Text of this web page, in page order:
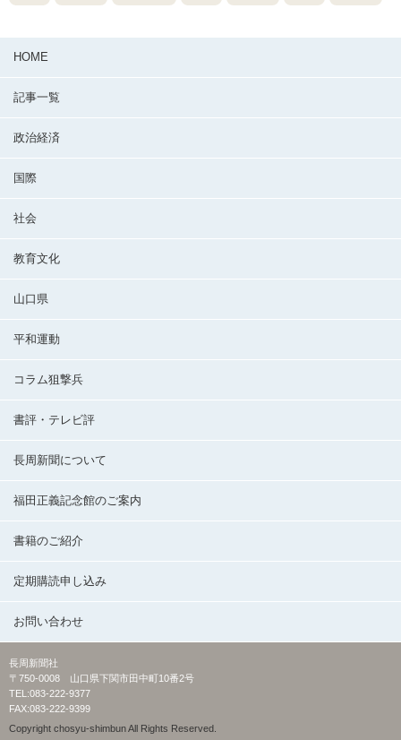
HOME
記事一覧
政治経済
国際
社会
教育文化
山口県
平和運動
コラム狙撃兵
書評・テレビ評
長周新聞について
福田正義記念館のご案内
書籍のご紹介
定期購読申し込み
お問い合わせ
長周新聞社
〒750-0008 山口県下関市田中町10番2号
TEL:083-222-9377
FAX:083-222-9399
Copyright chosyu-shimbun All Rights Reserved.